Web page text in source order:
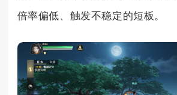
倍率偏低、触发不稳定的短板。